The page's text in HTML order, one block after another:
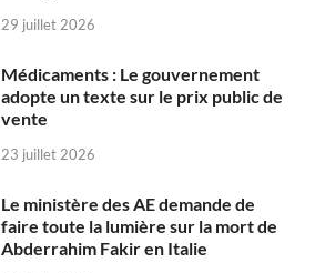
29 juillet 2026
Médicaments : Le gouvernement
adopte un texte sur le prix public de
vente
23 juillet 2026
Le ministère des AE demande de
faire toute la lumière sur la mort de
Abderrahim Fakir en Italie